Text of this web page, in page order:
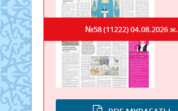
№58 (11222)04.08.2026 ж.